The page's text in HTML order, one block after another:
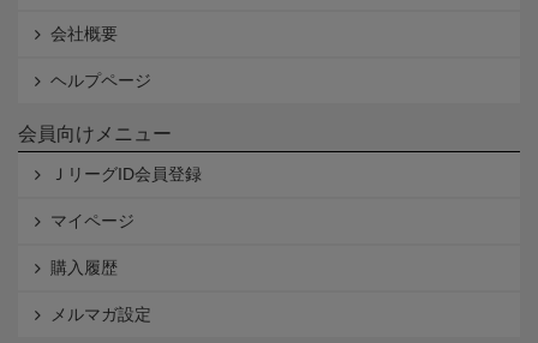
会社概要
ヘルプページ
会員向けメニュー
ＪリーグID会員登録
マイページ
購入履歴
メルマガ設定